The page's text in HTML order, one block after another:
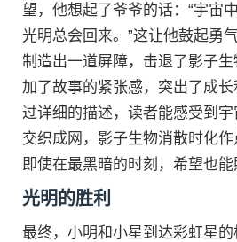
望，他想起了爷爷的话：“宇宙
光明总会回来。”这让他鼓起勇
制造出一道屏障，击退了影子
加了故事的紧张感，突出了成
过详细的描述，读者能感受到
交织成网，影子生物消散时化作
即使在最黑暗的时刻，希望也能
光明的胜利
最终，小明和小星到达彩虹星